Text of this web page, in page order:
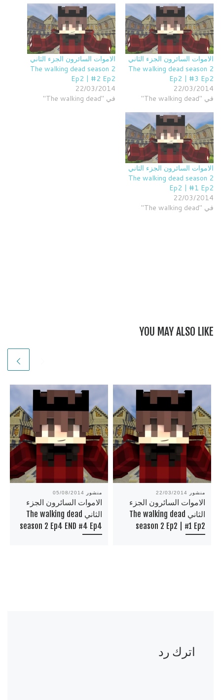
الاموات السائرون الجزء الثاني
The walking dead season 2
Ep2 | #3 Ep2
22/03/2014
في "The walking dead"
الاموات السائرون الجزء الثاني
The walking dead season 2
Ep2 | #2 Ep2
22/03/2014
في "The walking dead"
الاموات السائرون الجزء الثاني
The walking dead season 2
Ep2 | #1 Ep2
22/03/2014
في "The walking dead"
YOU MAY ALSO LIKE
منشور 05/08/2014
الاموات السائرون الجزء
الثاني The walking dead
season 2 Ep4 END #4 Ep4
منشور 22/03/2014
الاموات السائرون الجزء
الثاني The walking dead
season 2 Ep2 | #1 Ep2
اترك رد